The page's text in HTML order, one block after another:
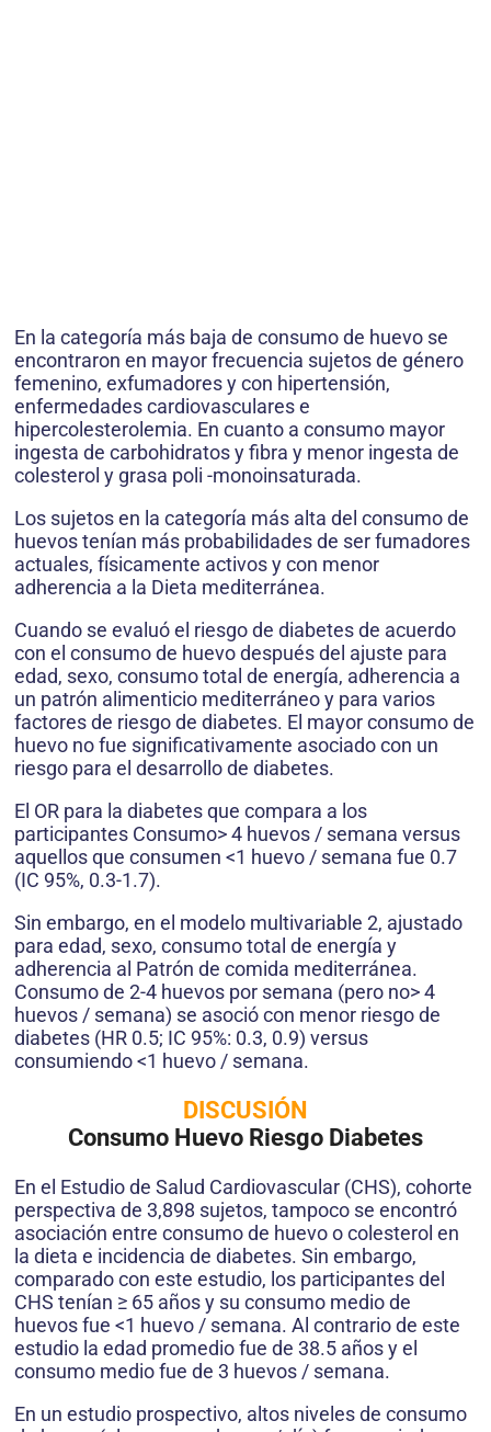
En la categoría más baja de consumo de huevo se
encontraron en mayor frecuencia sujetos de género
femenino, exfumadores y con hipertensión,
enfermedades cardiovasculares e
hipercolesterolemia. En cuanto a consumo mayor
ingesta de carbohidratos y fibra y menor ingesta de
colesterol y grasa poli -monoinsaturada.
Los sujetos en la categoría más alta del consumo de
huevos tenían más probabilidades de ser fumadores
actuales, físicamente activos y con menor
adherencia a la Dieta mediterránea.
Cuando se evaluó el riesgo de diabetes de acuerdo
con el consumo de huevo después del ajuste para
edad, sexo, consumo total de energía, adherencia a
un patrón alimenticio mediterráneo y para varios
factores de riesgo de diabetes. El mayor consumo de
huevo no fue significativamente asociado con un
riesgo para el desarrollo de diabetes.
El OR para la diabetes que compara a los
participantes Consumo> 4 huevos / semana versus
aquellos que consumen <1 huevo / semana fue 0.7
(IC 95%, 0.3-1.7).
Sin embargo, en el modelo multivariable 2, ajustado
para edad, sexo, consumo total de energía y
adherencia al Patrón de comida mediterránea.
Consumo de 2-4 huevos por semana (pero no> 4
huevos / semana) se asoció con menor riesgo de
diabetes (HR 0.5; IC 95%: 0.3, 0.9) versus
consumiendo <1 huevo / semana.
DISCUSIÓN
Consumo Huevo Riesgo Diabetes
En el Estudio de Salud Cardiovascular (CHS), cohorte
perspectiva de 3,898 sujetos, tampoco se encontró
asociación entre consumo de huevo o colesterol en
la dieta e incidencia de diabetes. Sin embargo,
comparado con este estudio, los participantes del
CHS tenían ≥ 65 años y su consumo medio de
huevos fue <1 huevo / semana. Al contrario de este
estudio la edad promedio fue de 38.5 años y el
consumo medio fue de 3 huevos / semana.
En un estudio prospectivo, altos niveles de consumo